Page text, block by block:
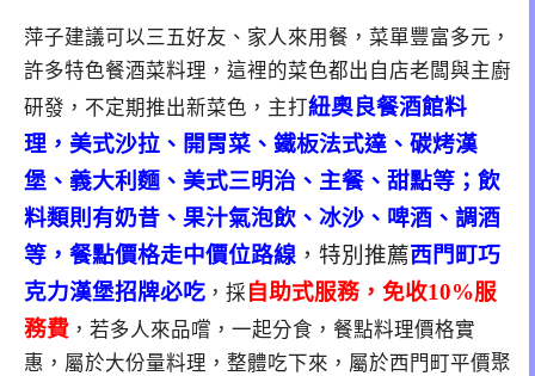
萍子建議可以三五好友、家人來用餐，菜單豐富多元，
許多特色餐酒菜料理，這裡的菜色都出自店老闆與主廚
研發，不定期推出新菜色，主打紐奧良餐酒館料
理，美式沙拉、開胃菜、鐵板法式達、碳烤漢
堡、義大利麵、美式三明治、主餐、甜點等；飲
料類則有奶昔、果汁氣泡飲、冰沙、啤酒、調酒
等，餐點價格走中價位路線 ，特別推薦西門町巧
克力漢堡招牌必吃 ，採 自助式服務，免收10%服
務費 ，若多人來品嚐，一起分食，餐點料理價格實
惠，屬於大份量料理，整體吃下來，屬於西門町平價聚